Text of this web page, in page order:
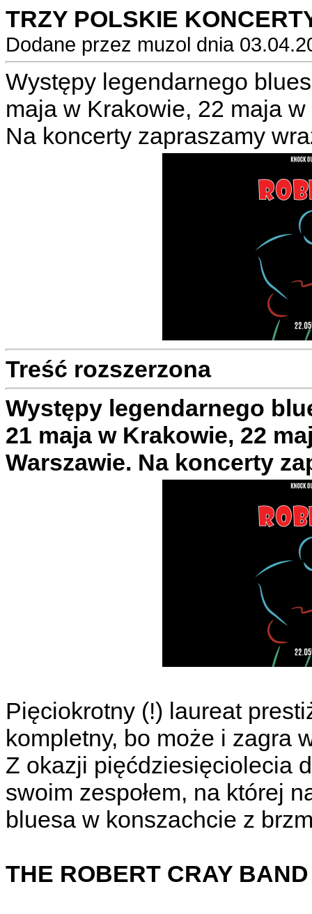
TRZY POLSKIE
Dodane przez muzol dnia
Występy legendarnego
maja w Krakowie, 22 maja
Na koncerty zapraszamy
Treść rozszerzona
Występy legendarnego
21 maja w Krakowie, 22
Warszawie. Na koncerty
Pięciokrotny (!) laureat
kompletny, bo może i zagra
Z okazji pięćdziesięciolecia
swoim zespołem, na której
bluesa w konszachcie z
THE ROBERT CRAY